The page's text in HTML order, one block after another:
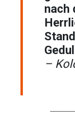
nach
–